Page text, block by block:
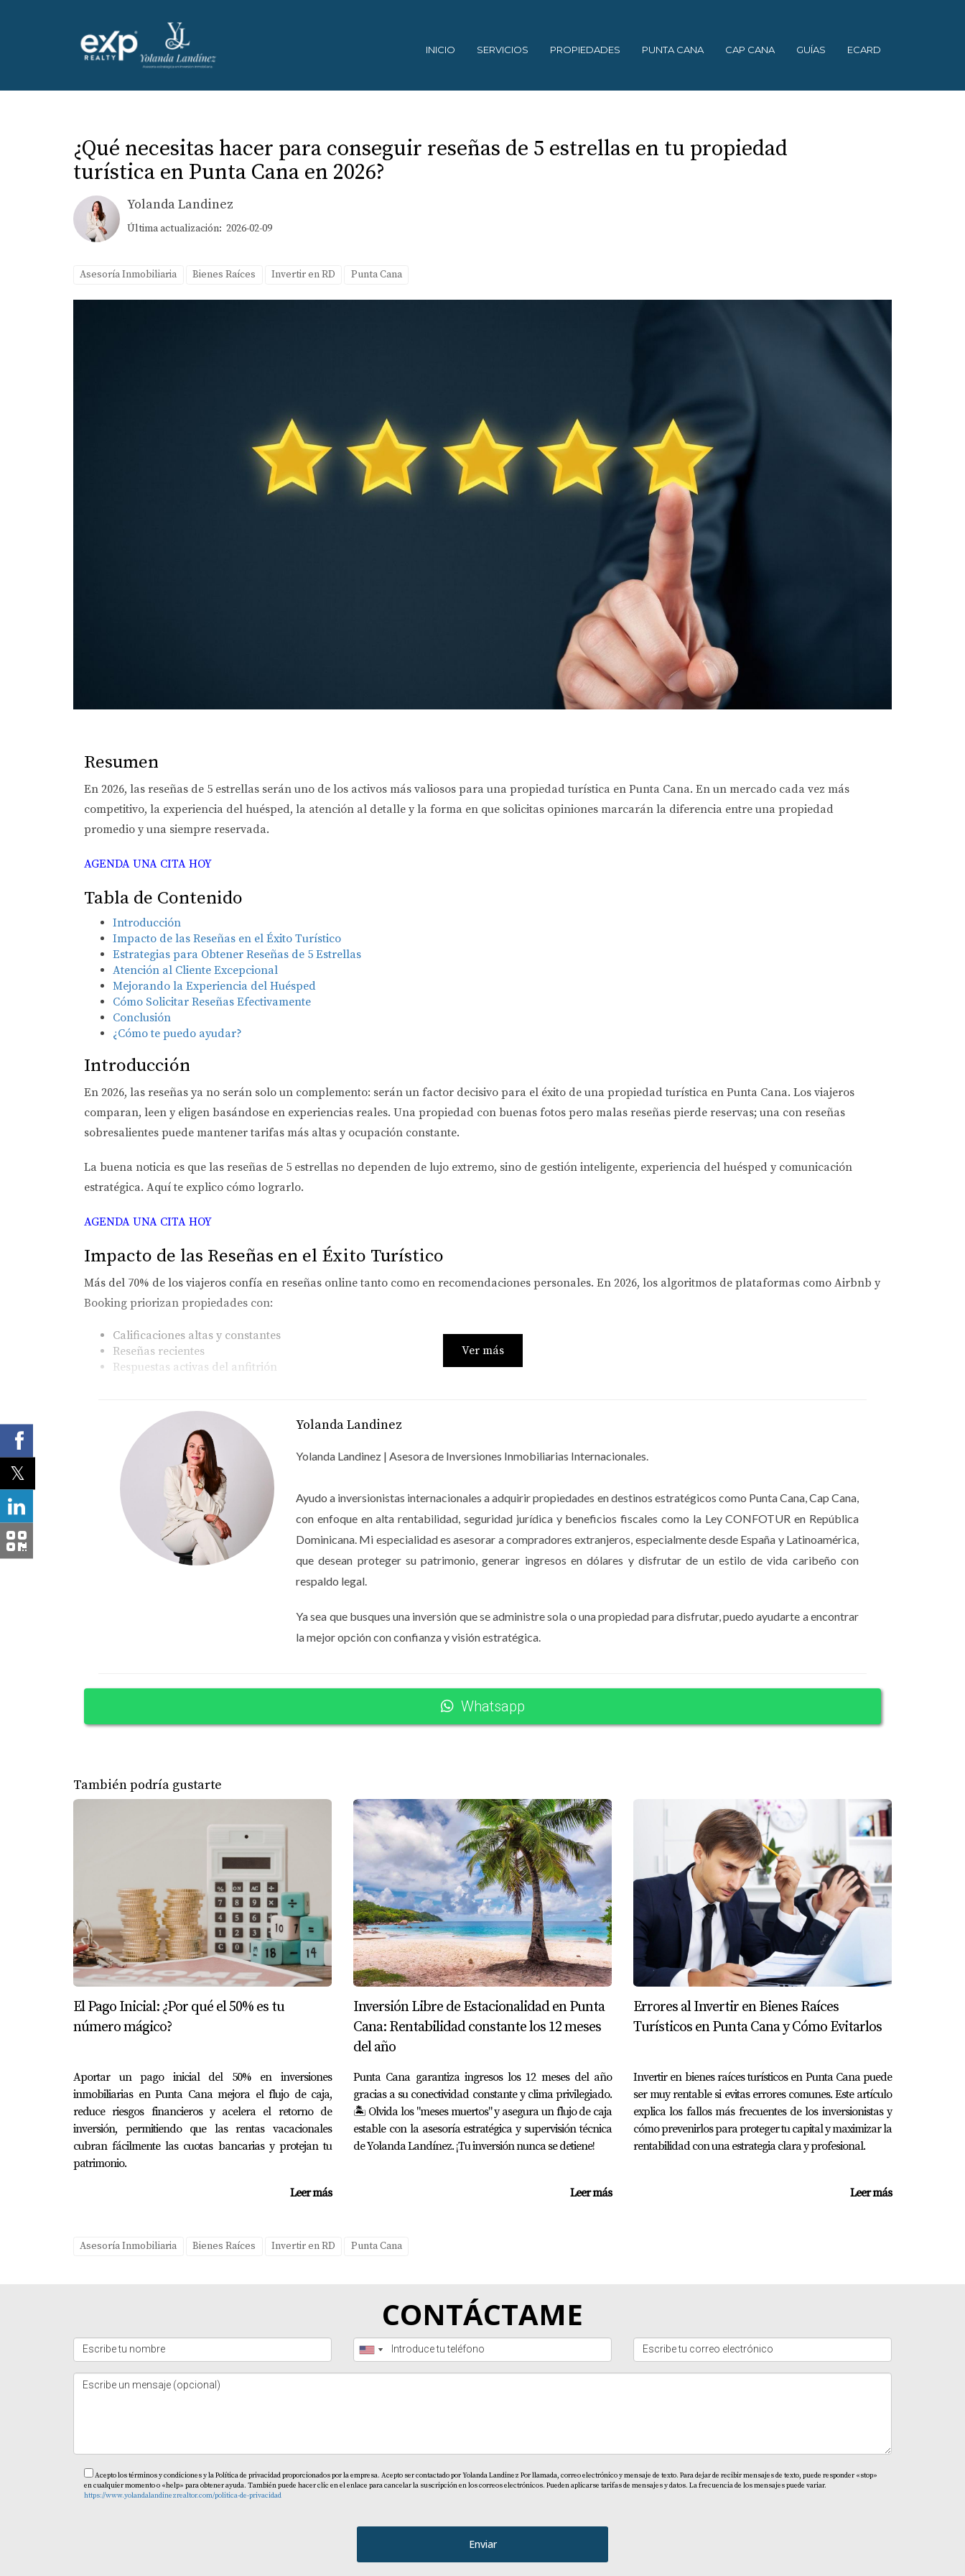
INICIO SERVICIOS PROPIEDADES PUNTA CANA CAP CANA GUÍAS ECARD
¿Qué necesitas hacer para conseguir reseñas de 5 estrellas en tu propiedad
turística en Punta Cana en 2026?
Yolanda Landinez
Última actualización: 2026-02-09
Asesoría Inmobiliaria Bienes Raíces Invertir en RD Punta Cana
Resumen
En 2026, las reseñas de 5 estrellas serán uno de los activos más valiosos para una propiedad turística en Punta Cana. En un mercado cada vez más
competitivo, la experiencia del huésped, la atención al detalle y la forma en que solicitas opiniones marcarán la diferencia entre una propiedad
promedio y una siempre reservada.
AGENDA UNA CITA HOY
Tabla de Contenido
Introducción
Impacto de las Reseñas en el Éxito Turístico
Estrategias para Obtener Reseñas de 5 Estrellas
Atención al Cliente Excepcional
Mejorando la Experiencia del Huésped
Cómo Solicitar Reseñas Efectivamente
Conclusión
¿Cómo te puedo ayudar?
Introducción
En 2026, las reseñas ya no serán solo un complemento: serán un factor decisivo para el éxito de una propiedad turística en Punta Cana. Los viajeros
comparan, leen y eligen basándose en experiencias reales. Una propiedad con buenas fotos pero malas reseñas pierde reservas; una con reseñas
sobresalientes puede mantener tarifas más altas y ocupación constante.
La buena noticia es que las reseñas de 5 estrellas no dependen de lujo extremo, sino de gestión inteligente, experiencia del huésped y comunicación
estratégica. Aquí te explico cómo lograrlo.
AGENDA UNA CITA HOY
Impacto de las Reseñas en el Éxito Turístico
Más del 70% de los viajeros confía en reseñas online tanto como en recomendaciones personales. En 2026, los algoritmos de plataformas como Airbnb y
Booking priorizan propiedades con:
Calificaciones altas y constantes
Reseñas recientes
Respuestas activas del anfitrión
Una buena reputación no solo aumenta reservas, también permite:
Mejor posicionamiento en plataformas
Mayor ocupación anual
Tarifas más estables sin competir solo por precio
Estrategias para Obtener Reseñas de 5 Estrellas
Atención al Cliente Excepcional
En 2026, la atención al cliente es parte de la experiencia premium. No se trata solo de responder mensajes, sino de hacerlo rápido, claro y con empatía.
Disponibilidad para resolver imprevistos
Un huésped que se siente acompañado es un huésped que deja buenas reseñas.
AGENDA UNA CITA HOY
Las reseñas de 5 estrellas nacen de los detalles. En Punta Cana, los huéspedes valoran especialmente:
Aire acondicionado funcionando correctamente
Buena presión de agua y agua caliente
Olores neutros y ambiente fresco
Pequeños extras marcan la diferencia:
Botella de agua o café de bienvenida
Recomendaciones locales personalizadas
Manual claro de la propiedad
Cómo Solicitar Reseñas Efectivamente
En 2026, pedir reseñas sigue siendo clave, pero debe hacerse con estrategia:
Usa mensajes cortos y directos
Incluye enlace directo a la plataforma
Ejemplo:
“Gracias por hospedarte con nosotros. Si disfrutaste tu estadía, nos ayudaría mucho que compartieras tu experiencia con una reseña. ¡Tu opinión hace
la diferencia!”
mensaje suma o resta.
¿Cómo te puedo ayudar?
SoyYolanda Landínez, asesora inmobiliaria internacional especializada enpropiedades turísticas en Punta Cana. Trabajo principalmente con
latinoamericanos y españoles
Entender cómo la gestión impacta la rentabilidad real
Escríbeme y conversemos sobre tu inversión.
Ver más
Yolanda Landinez
Yolanda Landinez | Asesora de Inversiones Inmobiliarias Internacionales.
Ayudo a inversionistas internacionales a adquirir propiedades en destinos estratégicos como Punta Cana, Cap Cana,
con enfoque en alta rentabilidad, seguridad jurídica y beneficios fiscales como la Ley CONFOTUR en República
Dominicana. Mi especialidad es asesorar a compradores extranjeros, especialmente desde España y Latinoamérica,
que desean proteger su patrimonio, generar ingresos en dólares y disfrutar de un estilo de vida caribeño con
respaldo legal.
Ya sea que busques una inversión que se administre sola o una propiedad para disfrutar, puedo ayudarte a encontrar
la mejor opción con confianza y visión estratégica.
Whatsapp
Free YouTube Video Gallery Widget
También podría gustarte
El Pago Inicial: ¿Por qué el 50% es tu
número mágico?
Aportar un pago inicial del 50% en inversiones
inversión, permitiendo que las rentas vacacionales
Inversión Libre de Estacionalidad en Punta
Cana: Rentabilidad constante los 12 meses
Punta Cana garantiza ingresos los 12 meses del año
estable con la asesoría estratégica y supervisión técnica
Leer más
Errores al Invertir en Bienes Raíces
Turísticos en Punta Cana y Cómo Evitarlos
Invertir en bienes raíces turísticos en Punta Cana puede
Asesoría Inmobiliaria Bienes Raíces Invertir en RD Punta Cana